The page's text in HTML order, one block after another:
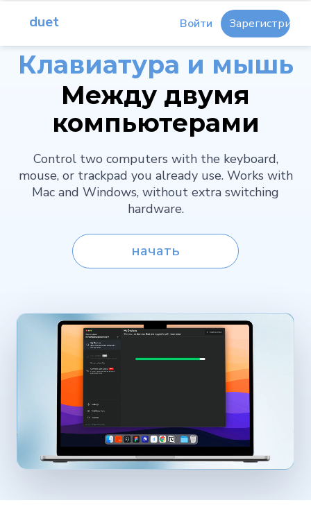
duet Войти
Поделиться
Клавиатура и мышь
Между двумя
компьютерами
Control two computers with the keyboard,
mouse, or trackpad you already use. Works with
Mac and Windows, without extra switching
hardware.
начать